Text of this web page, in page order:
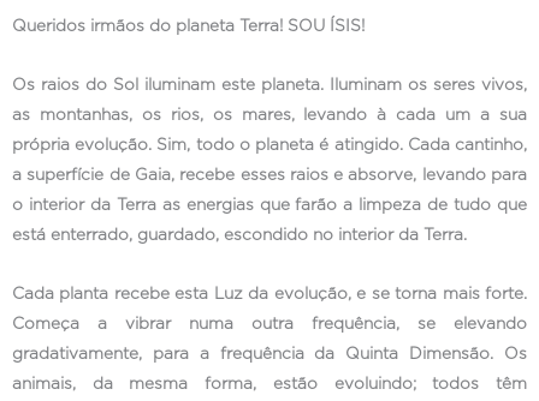
Queridos irmãos do planeta Terra! SOU ÍSIS!
Os raios do Sol iluminam este planeta. Iluminam os seres vivos,
as montanhas, os rios, os mares, levando à cada um a sua
própria evolução. Sim, todo o planeta é atingido. Cada cantinho,
a superfície de Gaia, recebe esses raios e absorve, levando para
o interior da Terra as energias que farão a limpeza de tudo que
está enterrado, guardado, escondido no interior da Terra.
Cada planta recebe esta Luz da evolução, e se torna mais forte.
Começa a vibrar numa outra frequência, se elevando
gradativamente, para a frequência da Quinta Dimensão. Os
animais, da mesma forma, estão evoluindo; todos têm